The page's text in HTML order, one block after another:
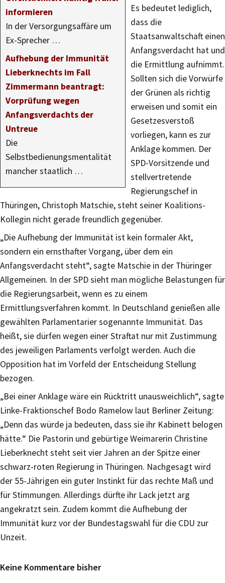
informieren
In der Versorgungsaffäre um
Ex-Sprecher …
Aufhebung der Immunität
Lieberknechts im Fall
Zimmermann beantragt:
Vorprüfung wegen
Anfangsverdachts der
Untreue
Die
Selbstbedienungsmentalität
mancher staatlich …
Es bedeutet lediglich,
dass die
Staatsanwaltschaft einen
Anfangsverdacht hat und
die Ermittlung aufnimmt.
Sollten sich die Vorwürfe
der Grünen als richtig
erweisen und somit ein
Gesetzesverstoß
vorliegen, kann es zur
Anklage kommen. Der
SPD-Vorsitzende und
stellvertretende
Regierungschef in
Thüringen, Christoph Matschie, steht seiner Koalitions-
Kollegin nicht gerade freundlich gegenüber.
„Die Aufhebung der Immunität ist kein formaler Akt,
sondern ein ernsthafter Vorgang, über dem ein
Anfangsverdacht steht“, sagte Matschie in der Thüringer
Allgemeinen. In der SPD sieht man mögliche Belastungen für
die Regierungsarbeit, wenn es zu einem
Ermittlungsverfahren kommt. In Deutschland genießen alle
gewählten Parlamentarier sogenannte Immunität. Das
heißt, sie dürfen wegen einer Straftat nur mit Zustimmung
des jeweiligen Parlaments verfolgt werden. Auch die
Opposition hat im Vorfeld der Entscheidung Stellung
bezogen.
„Bei einer Anklage wäre ein Rücktritt unausweichlich“, sagte
Linke-Fraktionschef Bodo Ramelow laut Berliner Zeitung:
„Denn das würde ja bedeuten, dass sie ihr Kabinett belogen
hätte.“ Die Pastorin und gebürtige Weimarerin Christine
Lieberknecht steht seit vier Jahren an der Spitze einer
schwarz-roten Regierung in Thüringen. Nachgesagt wird
der 55-Jährigen ein guter Instinkt für das rechte Maß und
für Stimmungen. Allerdings dürfte ihr Lack jetzt arg
angekratzt sein. Zudem kommt die Aufhebung der
Immunität kurz vor der Bundestagswahl für die CDU zur
Unzeit.
Keine Kommentare bisher